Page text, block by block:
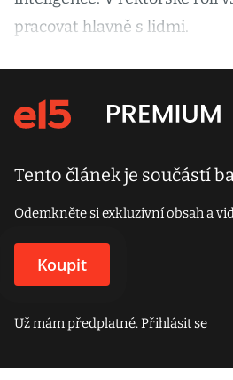
pracovat hlavně s lidmi.
Tento článek je součástí
Odemkněte si exkluzivní obsah a
Koupit
Už mám předplatné.Přihlásit se